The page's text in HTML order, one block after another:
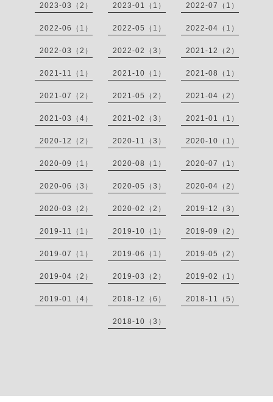
2023-03（2） 2023-01（1） 2022-07（1）
2022-06（1） 2022-05（1） 2022-04（1）
2022-03（2） 2022-02（3） 2021-12（2）
2021-11（1） 2021-10（1） 2021-08（1）
2021-07（2） 2021-05（2） 2021-04（2）
2021-03（4） 2021-02（3） 2021-01（1）
2020-12（2） 2020-11（3） 2020-10（1）
2020-09（1） 2020-08（1） 2020-07（1）
2020-06（3） 2020-05（3） 2020-04（2）
2020-03（2） 2020-02（2） 2019-12（3）
2019-11（1） 2019-10（1） 2019-09（2）
2019-07（1） 2019-06（1） 2019-05（2）
2019-04（2） 2019-03（2） 2019-02（1）
2019-01（4） 2018-12（6） 2018-11（5）
2018-10（3）